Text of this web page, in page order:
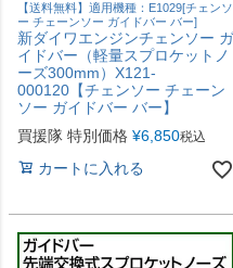
【送料無料】適用機種：E1029[チェンソ
ー チェーンソー ガイドバー バー]
新ダイワエンジンチェンソー ガ
イドバー（軽量スプロケットノ
ーズ300mm）X121-
000120【チェンソー チェーン
ソー ガイドバー バー】
買援隊 特別価格 ¥6,850税込
カートに入れる